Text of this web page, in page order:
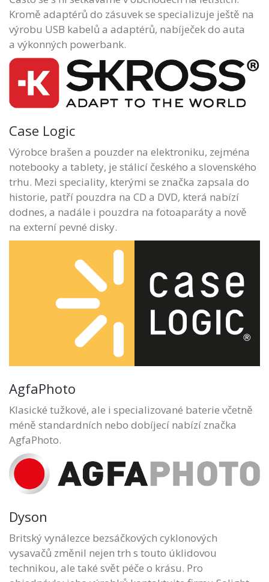
Kromě adaptérů do zásuvek se specializuje ještě na
výrobu USB kabelů a adaptérů, nabíječek do auta
a výkonných powerbank.
Case Logic
Výrobce brašen a pouzder na elektroniku, zejména
notebooky a tablety, je stálicí českého a slovenského
trhu. Mezi speciality, kterými se značka zapsala do
historie, patří pouzdra na CD a DVD, která nabízí
dodnes, a nadále i pouzdra na fotoaparáty a nově
na externí pevné disky.
AgfaPhoto
Klasické tužkové, ale i specializované baterie včetně
méně standardních nebo dobíjecí nabízí značka
AgfaPhoto.
Dyson
Britský vynálezce bezsáčkových cyklonových
vysavačů změnil nejen trh s touto úklidovou
technikou, ale také svět péče o krásu. Pro